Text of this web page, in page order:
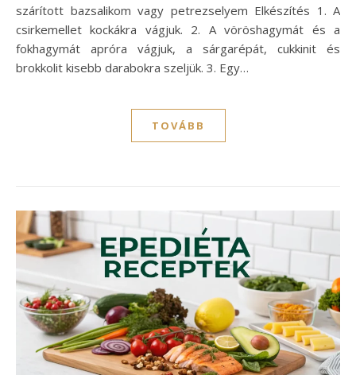
szárított bazsalikom vagy petrezselyem Elkészítés 1. A
csirkemellet kockákra vágjuk. 2. A vöröshagymát és a
fokhagymát apróra vágjuk, a sárgarépát, cukkinit és
brokkolit kisebb darabokra szeljük. 3. Egy…
TOVÁBB